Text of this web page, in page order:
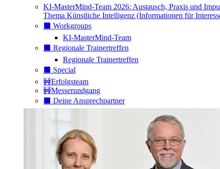
KI-MasterMind-Team 2026: Austausch, Praxis und
Thema Künstliche Intelligenz (Informationen für
⬛️ Workgroups
KI-MasterMind-Team
⬛️ Regionale Trainertreffen
Regionale Trainertreffen
⬛️ Special
🚧Erfolgsteam
🚧Messerundgang
⬛️ Deine Ansprechpartner